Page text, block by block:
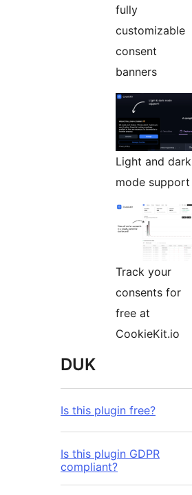
fully
customizable
consent
banners
Light and dark
mode support
Track your
consents for
free at
CookieKit.io
DUK
Is this plugin free?
Is this plugin GDPR
compliant?